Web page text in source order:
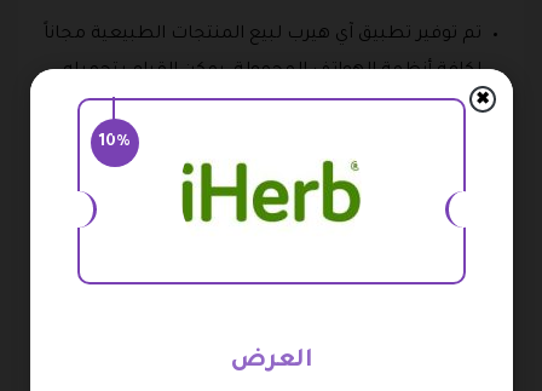
تم توفير تطبيق آي هيرب لبيع المنتجات الطبيعية مجاناً
لكافة أنظمة الهواتف المحمولة، يمكن القيام بتحميله
بدون اي شروط أو رسوم إضافية.
يدعم تطبيق آي هيرب لبيع المنتجات الطبيعية العديد
من اللغات المختلفة لتشمل ” اللغة العربية – اللغة
الإنجليزية – اللغة الفرنسية – اللغة الاسبانية – اللغة
10%
✖
العرض